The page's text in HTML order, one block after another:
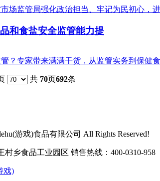
监管局强化政治担当、牢记为民初心，
和食盐安全监管能力提
专家带来满满干货，从监管实务到保健食
共 70页692条
游戏)食品有限公司 All Rights Reserved!
乡食品工业园区 销售热线：400-0310-958
戏)